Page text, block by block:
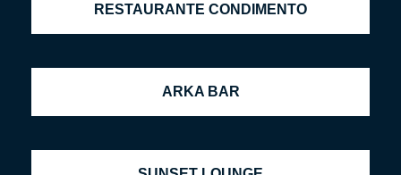
RESTAURANTE CONDIMENTO
ARKA BAR